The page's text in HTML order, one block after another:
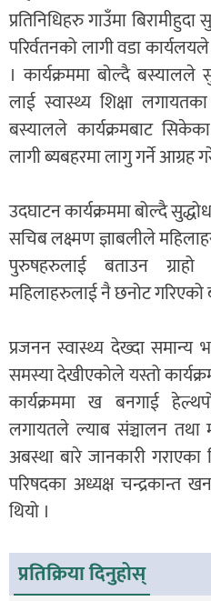
प्रतिनिधिहरु गाउँमा
परिर्वतनको लागी वडा
। कार्यक्रममा बोल्दै बस्यालले
लाई स्वास्थ्य शिक्षा
बस्यालले कार्यक्रमबाट
लागी ब्यबहरमा लागु गर्ने आग्रह
उदघाटन कार्यक्रममा बोल्दै
सचिब लक्ष्मण ज्ञाबलीले
पुरुषहरुलाई बताउन
महिलाहरुलाई नै छनोट गरिएको
प्रजनन स्वास्थ्य देख्दा
समस्या देखीएकोले यस्तो
कार्यक्रममा ख बनगाई
लगायतले ल्याब संञ्चालन तथा
अबस्था बारे जानकारी गराएका
परिषदका अध्यक्ष चन्द्रकान्त
थियो ।
प्रतिक्रिया दिनुहोस्